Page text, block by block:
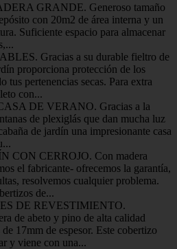
GRANDE. Generoso tamaño
con 20m2 de área interna y un
Suficiente espacio para almacenar
Gracias a su durable fieltro de
proporciona protección de los
tus pertenencias secas. Para extra
con...
DE VERANO. Gracias a la
de plexiglás que dan mucha luz
de jardín una impresionante casa
CON CERROJO. Con madera
el fabricante- ofrecemos la garantía,
resolvemos cualquier problema.
de...
DE REVESTIMIENTO.
de abeto y pino de alta calidad
17mm de espesor. Este cobertizo
y viene con una...